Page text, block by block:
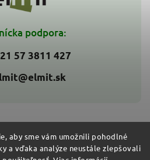
aby sme vám umožnili pohodlné
a vďaka analýze neustále zlepšovali
podpora:
57 3811 427
Elektroinštalačný materiál, svietidlá.